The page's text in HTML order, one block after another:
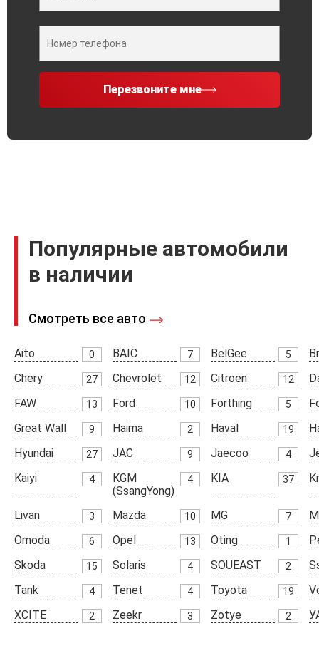
Перезвоните мне
Популярные автомобили
в наличии
Смотреть все авто
Aito 0 BAIC 7 BelGee 5
Chery
27 Chevrolet 12 Citroen 12
FAW
13 Ford 10 Forthing 5
Great Wall
9 Haima 2 Haval 19
Hyundai
27 JAC 9 Jaecoo 4
Kaiyi
4
KGM
(SsangYong)
4 KIA 37
Livan 3 Mazda 10 MG 7
Omoda
6 Opel 13 Oting 1
Skoda
15 Solaris 4 SOUEAST 2
Tank
4 Tenet 4 Toyota 19
XCITE
2 Zeekr 3 Zotye 2